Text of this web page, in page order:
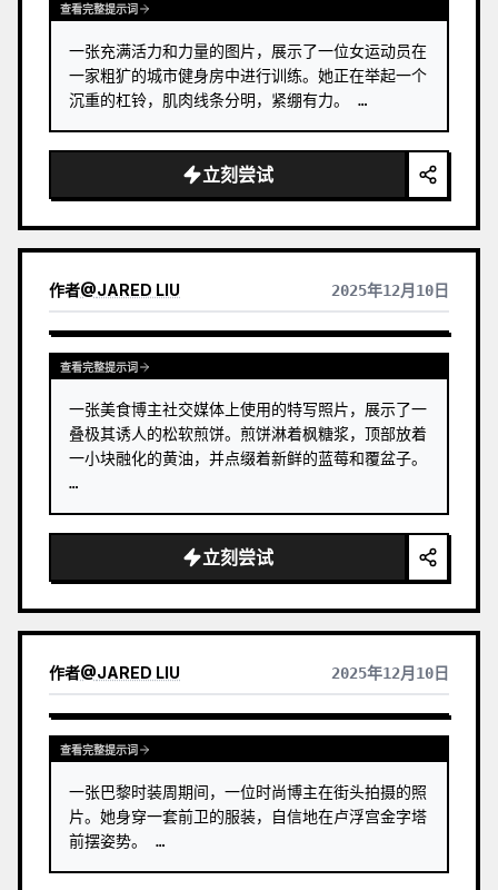
查看完整提示词
一张充满活力和力量的图片，展示了一位女运动员在
一家粗犷的城市健身房中进行训练。她正在举起一个
沉重的杠铃，肌肉线条分明，紧绷有力。 …
立刻尝试
作者@JARED LIU 2025年12月10日
查看完整提示词
一张美食博主社交媒体上使用的特写照片，展示了一
叠极其诱人的松软煎饼。煎饼淋着枫糖浆，顶部放着
一小块融化的黄油，并点缀着新鲜的蓝莓和覆盆子。
…
立刻尝试
作者@JARED LIU 2025年12月10日
查看完整提示词
一张巴黎时装周期间，一位时尚博主在街头拍摄的照
片。她身穿一套前卫的服装，自信地在卢浮宫金字塔
前摆姿势。 …